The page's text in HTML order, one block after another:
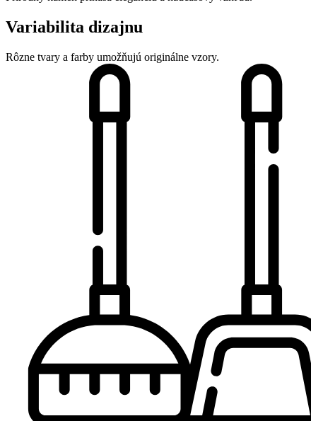
Variabilita dizajnu
Rôzne tvary a farby umožňujú originálne vzory.